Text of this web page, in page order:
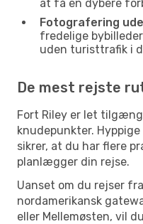
at få en dybere
Fotografering
fredelige
uden turisttrafik i
De mest rejste
Fort Riley er let
knudepunkter.
sikrer, at du har flere
planlægger din rejse.
Uanset om du rejser
nordamerikansk
eller Mellemøsten, vil